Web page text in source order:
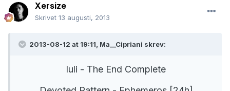
Xersize
Skrivet 13 augusti, 2013
2013-08-12 at 19:11, Ma__Cipriani skrev:
luli - The End Complete